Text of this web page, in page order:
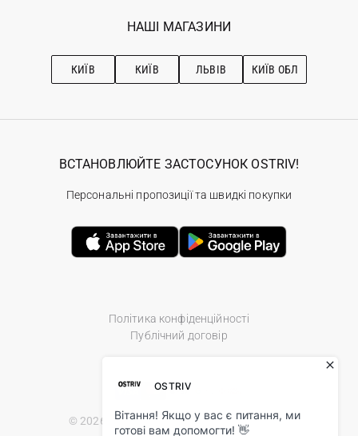
Ostriv Club+
Наші магазини
Рекомендації з догляду
НАШІ МАГАЗИНИ
КИЇВ КИЇВ ЛЬВІВ КИЇВ ОБЛ
Політика конфіденційності
Публічний договір
© 2026 Ostriv.ua Store. All Rights Reserved.
ВСТАНОВЛЮЙТЕ ЗАСТОСУНОК OSTRIV!
Персональні пропозиції та швидкі покупки